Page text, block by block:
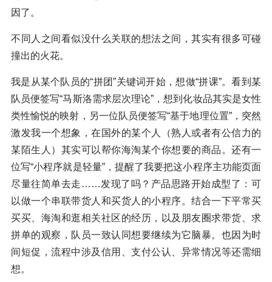
因了。
不同人之间看似没什么关联的想法之间，其实有很多可碰
撞出的火花。
我是从某个队员的“拼团”关键词开始，想做“拼课”。看到某
队员便签写“马斯洛需求层次理论”，想到化妆品其实是女性
类性愉悦的映射，另一位队员便签写“基于地理位置”，突然
激发我一个想象，在国外的某个人（熟人或者有公信力的
某陌生人）其实可以帮你海淘某个你想要的商品。还有一
位写“小程序就是轻量”，提醒了我要把这小程序主功能页面
尽量往简单去走……发现了吗？产品思路开始成型了：可
以做一个串联带货人和买货人的小程序。结合一下平常买
买买、海淘和逛相关社区的经历，以及朋友圈求带货、求
拼单的观察，队员一致认同想要继续为它脑暴。也因为时
间短促，流程中涉及信用、支付公认、异常情况等还需细
想。